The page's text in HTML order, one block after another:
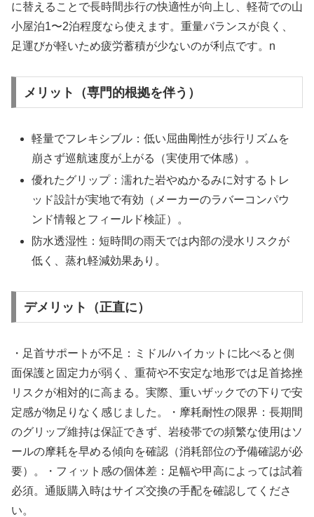
に替えることで長時間歩行の快適性が向上し、軽荷での山
小屋泊1〜2泊程度なら使えます。重量バランスが良く、
足運びが軽いため疲労蓄積が少ないのが利点です。n
メリット（専門的根拠を伴う）
軽量でフレキシブル：低い屈曲剛性が歩行リズムを
崩さず巡航速度が上がる（実使用で体感）。
優れたグリップ：濡れた岩やぬかるみに対するトレ
ッド設計が実地で有効（メーカーのラバーコンパウ
ンド情報とフィールド検証）。
防水透湿性：短時間の雨天では内部の浸水リスクが
低く、蒸れ軽減効果あり。
デメリット（正直に）
・足首サポートが不足：ミドル/ハイカットに比べると側
面保護と固定力が弱く、重荷や不安定な地形では足首捻挫
リスクが相対的に高まる。実際、重いザックでの下りで安
定感が物足りなく感じました。・摩耗耐性の限界：長期間
のグリップ維持は保証できず、岩稜帯での頻繁な使用はソ
ールの摩耗を早める傾向を確認（消耗部位の予備確認が必
要）。・フィット感の個体差：足幅や甲高によっては試着
必須。通販購入時はサイズ交換の手配を確認してくださ
い。